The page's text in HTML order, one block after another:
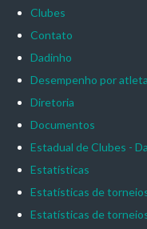
Clubes
Contato
Dadinho
Desempenho por atleta
Diretoria
Documentos
Estadual de Clubes -
Estatísticas
Estatísticas de
Estatísticas de